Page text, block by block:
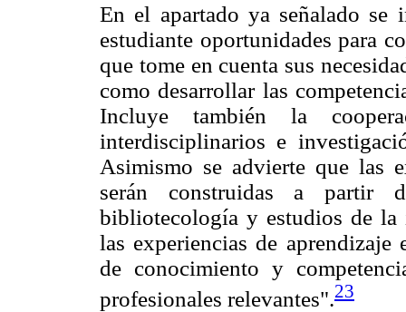
En el apartado ya señalado
estudiante oportunidades para
que tome en cuenta sus
como desarrollar las
Incluye también la
interdisciplinarios e
Asimismo se advierte que las
serán construidas a partir
bibliotecología y estudios de
las experiencias de aprendizaje
de conocimiento y
profesionales relevantes".23